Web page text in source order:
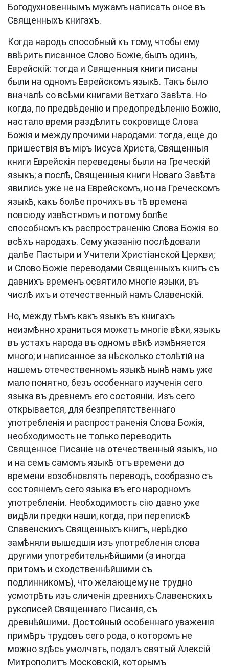
Богодухновеннымъ мужамъ написать оное въ
Священныхъ книгахъ.
Когда народъ способный къ тому, чтобы ему
ввѣрить писанное Слово Божіе, былъ одинъ,
Еврейскій: тогда и Священныя книги писаны
были на одномъ Еврейскомъ языкѣ. Такъ было
вначалѣ со всѣми книгами Ветхаго Завѣта. Но
когда, по предвѣденію и предопредѣленію Божію,
настало время раздѣлить сокровище Слова
Божія и между прочими народами: тогда, еще до
пришествія въ міръ Іисуса Христа, Священныя
книги Еврейскія переведены были на Греческій
языкъ; а послѣ, Священныя книги Новаго Завѣта
явились уже не на Еврейскомъ, но на Греческомъ
языкѣ, какъ болѣе прочихъ въ тѣ времена
повсюду извѣстномъ и потому болѣе
способномъ къ распространенію Слова Божія во
всѣхъ народахъ. Сему указанію послѣдовали
далѣе Пастыри и Учители Христіанской Церкви;
и Слово Божіе переводами Священныхъ книгъ съ
давнихъ временъ освятило многіе языки, въ
числѣ ихъ и отечественный намъ Славенскій.
Но, между тѣмъ какъ языкъ въ книгахъ
неизмѣнно храниться можетъ многіе вѣки, языкъ
въ устахъ народа въ одномъ вѣкѣ измѣняется
много; и написанное за нѣсколько столѣтій на
нашемъ отечественномъ языкѣ нынѣ намъ уже
мало понятно, безъ особеннаго изученія сего
языка въ древнемъ его состояніи. Изъ сего
открывается, для безпрепятственнаго
употребленія и распространенія Слова Божія,
необходимость не только переводить
Священное Писаніе на отечественный языкъ, но
и на семъ самомъ языкѣ отъ времени до
времени возобновлять переводъ, сообразно съ
состояніемъ сего языка въ его народномъ
употребленіи. Необходимость сію давно уже
видѣли предки наши, когда, при перепискѣ
Славенскихъ Священныхъ книгъ, нерѣдко
замѣняли вышедшія изъ употребленія слова
другими употребительнѣйшими (а иногда
притомъ и сходственнѣйшими съ
подлинникомъ), что желающему не трудно
усмотрѣть изъ сличенія древнихъ Славенскихъ
рукописей Священнаго Писанія, съ
древнѣйшими. Достойный особеннаго уваженія
примѣръ трудовъ сего рода, о которомъ не
можно здѣсь умолчать, подалъ святый Алексій
Митрополитъ Московскій, которымъ